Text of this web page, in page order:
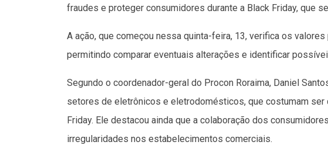
fraudes e proteger consumidores durante a Black Friday, que
A ação, que começou nessa quinta-feira, 13, verifica os
permitindo comparar eventuais alterações e identificar
Segundo o coordenador-geral do Procon Roraima, Daniel
setores de eletrônicos e eletrodomésticos, que costumam ser
Friday. Ele destacou ainda que a colaboração dos
irregularidades nos estabelecimentos comerciais.